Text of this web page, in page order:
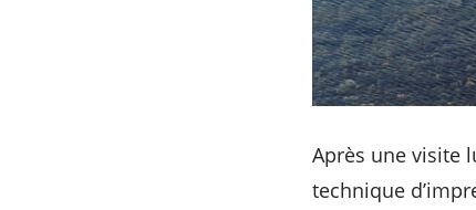
Après une visite
technique